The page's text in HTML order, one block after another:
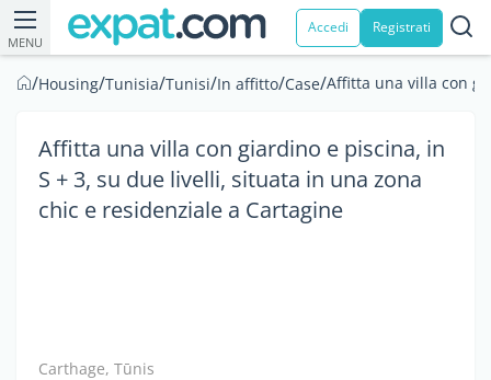
MENU
Accedi Registrati
/Housing/Tunisia/Tunisi/In affitto/Case/Affitta una villa con
Affitta una villa con giardino e piscina, in
S + 3, su due livelli, situata in una zona
chic e residenziale a Cartagine
Carthage, Tūnis